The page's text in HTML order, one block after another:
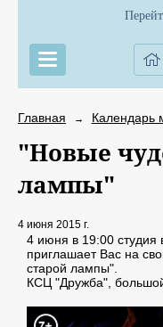
Главная → Календарь
"Новые
лампы"
4 июня 2015 г.
4 июня в 19:00 студия
приглашает Вас на
старой лампы".
КСЦ "Дружба",